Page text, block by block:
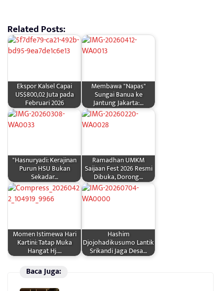
Related Posts:
Ekspor Kalsel Capai
US$800,02 Juta pada
Februari 2026
Membawa "Napas"
Sungai Banua ke
Jantung Jakarta:…
"Hasnuryadi: Kerajinan
Purun HSU Bukan
Sekadar…
Ramadhan UMKM
Saijaan Fest 2026 Resmi
Dibuka, Dorong…
Momen Istimewa Hari
Kartini: Tatap Muka
Hangat Hj.…
Hashim
Djojohadikusumo Lantik
Srikandi Jaga Desa…
Baca Juga: